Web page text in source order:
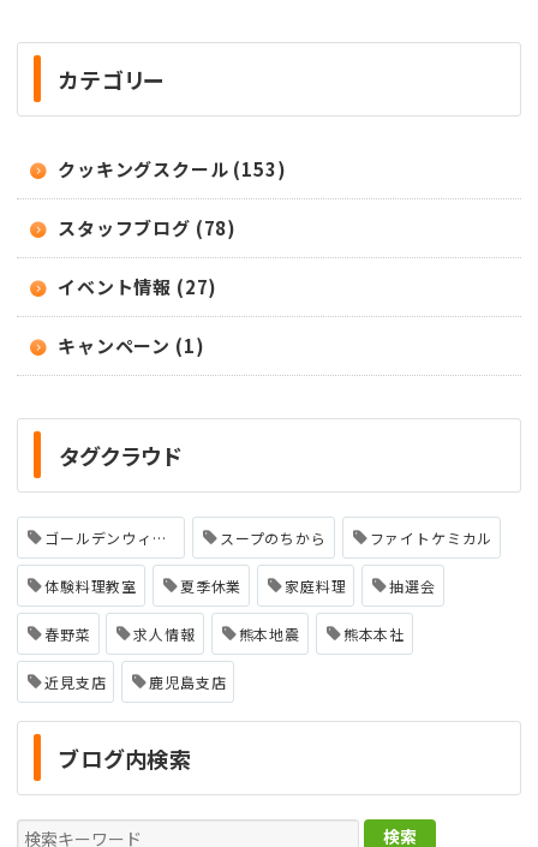
カテゴリー
クッキングスクール (153)
スタッフブログ (78)
イベント情報 (27)
キャンペーン (1)
タグクラウド
ゴールデンウィーク スープのちから ファイトケミカル
体験料理教室 夏季休業 家庭料理 抽選会
春野菜 求人情報 熊本地震 熊本本社
近見支店 鹿児島支店
ブログ内検索